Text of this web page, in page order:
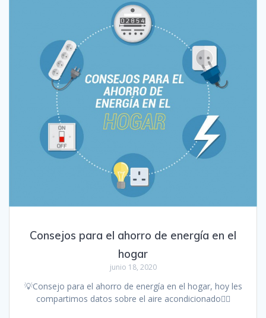
Consejos para el ahorro de energía en el
hogar
junio 18, 2020
💡Consejo para el ahorro de energía en el hogar, hoy les
compartimos datos sobre el aire acondicionado👇🏻‬